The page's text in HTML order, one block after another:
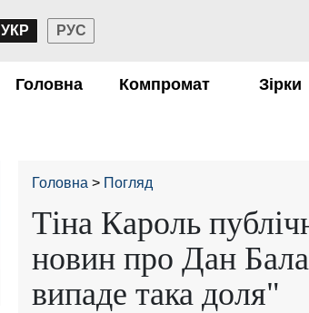
УКР РУС
Головна Компромат Зірки
Головна Погляд
Тіна Кароль
новин про Дан
випаде така доля"